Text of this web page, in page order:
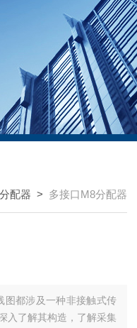
配器 > 多接口M8分配器
图都涉及一种非接触式传
入了解其构造，了解采集